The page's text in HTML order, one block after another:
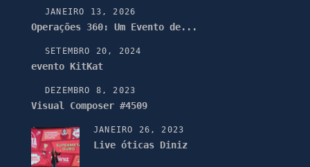
JANEIRO 13, 2026
Operações 360: Um Evento de...
SETEMBRO 20, 2024
evento KitKat
DEZEMBRO 8, 2023
Visual Composer #4509
JANEIRO 26, 2023
Live óticas Diniz